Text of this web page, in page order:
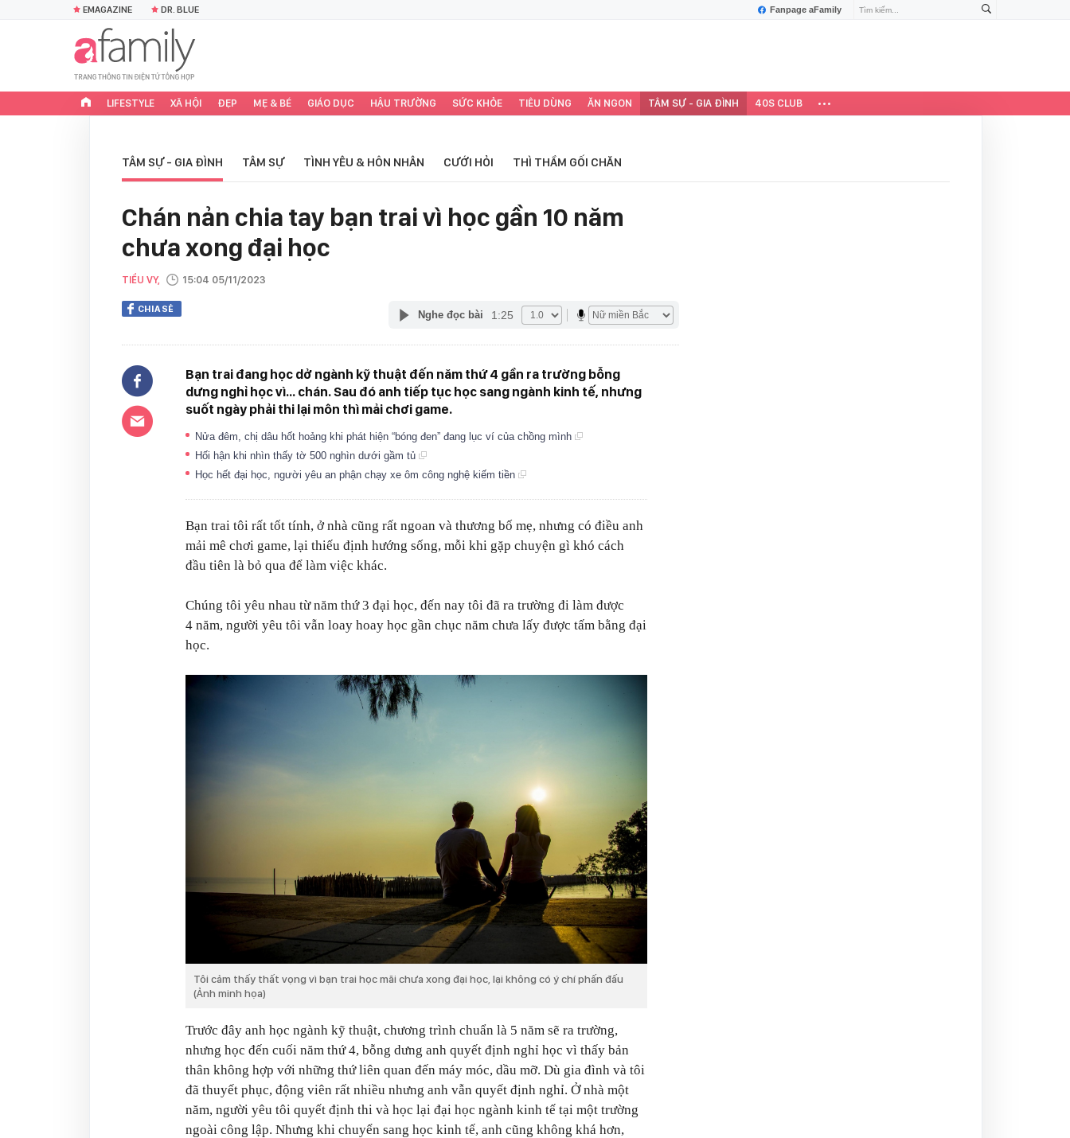
Fanpage aFamily
EMAGAZINE DR. BLUE
LIFESTYLE XÃ HỘI ĐẸP MẸ & BÉ GIÁO DỤC HẬU TRƯỜNG SỨC KHỎE TIÊU DÙNG ĂN NGON TÂM SỰ - GIA ĐÌNH 40S CLUB
TÂM SỰ - GIA ĐÌNH TÂM SỰ TÌNH YÊU & HÔN NHÂN CƯỚI HỎI THÌ THẦM GỐI CHĂN
Chán nản chia tay bạn trai vì học gần 10 năm
chưa xong đại học
TIỂU VY, 15:04 05/11/2023
CHIA SẺ Nghe đọc bài 1:25
Bạn trai đang học dở ngành kỹ thuật đến năm thứ 4 gần ra trường bỗng
dưng nghỉ học vì... chán. Sau đó anh tiếp tục học sang ngành kinh tế, nhưng
suốt ngày phải thi lại môn thì mải chơi game.
Nửa đêm, chị dâu hốt hoảng khi phát hiện “bóng đen” đang lục ví của chồng mình
Hối hận khi nhìn thấy tờ 500 nghìn dưới gầm tủ
Học hết đại học, người yêu an phận chạy xe ôm công nghệ kiếm tiền
Bạn trai tôi rất tốt tính, ở nhà cũng rất ngoan và thương bố mẹ, nhưng có điều anh
mải mê chơi game, lại thiếu định hướng sống, mỗi khi gặp chuyện gì khó cách
đầu tiên là bỏ qua để làm việc khác.
Chúng tôi yêu nhau từ năm thứ 3 đại học, đến nay tôi đã ra trường đi làm được
4 năm, người yêu tôi vẫn loay hoay học gần chục năm chưa lấy được tấm bằng đại
học.
Tôi cảm thấy thất vọng vì bạn trai học mãi chưa xong đại học, lại không có ý chí phấn đấu
(Ảnh minh họa)
Trước đây anh học ngành kỹ thuật, chương trình chuẩn là 5 năm sẽ ra trường,
nhưng học đến cuối năm thứ 4, bỗng dưng anh quyết định nghỉ học vì thấy bản
thân không hợp với những thứ liên quan đến máy móc, dầu mỡ. Dù gia đình và tôi
đã thuyết phục, động viên rất nhiều nhưng anh vẫn quyết định nghỉ. Ở nhà một
năm, người yêu tôi quyết định thi và học lại đại học ngành kinh tế tại một trường
ngoài công lập. Nhưng khi chuyển sang học kinh tế, anh cũng không khá hơn,